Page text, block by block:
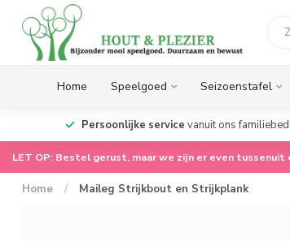
Home Speelgoed Seizoenstafel
Persoonlijke service vanuit ons
LET OP: Bestel gerust, maar we zijn er even tussenuit
Home / Maileg Strijkbout en Strijkplank